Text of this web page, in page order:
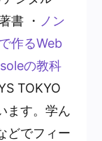
書 ・ ノン
作るWeb
の教科
TOKYO
ます。学ん
どでフィー